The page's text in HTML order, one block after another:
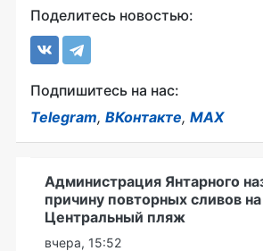
Поделитесь новостью:
Подпишитесь на нас:
Telegram, ВКонтакте, MAX
Администрация Янтарного
причину повторных сливов на
Центральный пляж
вчера, 15:52